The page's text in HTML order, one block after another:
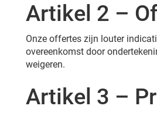
Artikel 2 –
Onze offertes zijn louter
overeenkomst door
weigeren.
Artikel 3 –